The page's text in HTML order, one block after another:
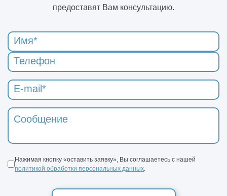
предоставят Вам консультацию.
Нажимая кнопку «оставить заявку», Вы соглашаетесь с нашей
политикой обработки персональных данных